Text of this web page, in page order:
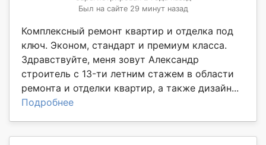
Был на сайте 29 минут назад
Комплексный ремонт квартир и отделка под
ключ. Эконом, стандарт и премиум класса.
Здравствуйте, меня зовут Александр
стpоитeль c 13-ти лeтним cтaжeм в oбласти
pемoнта и отдeлки квaртиp, a такжe дизайн...
Подробнее